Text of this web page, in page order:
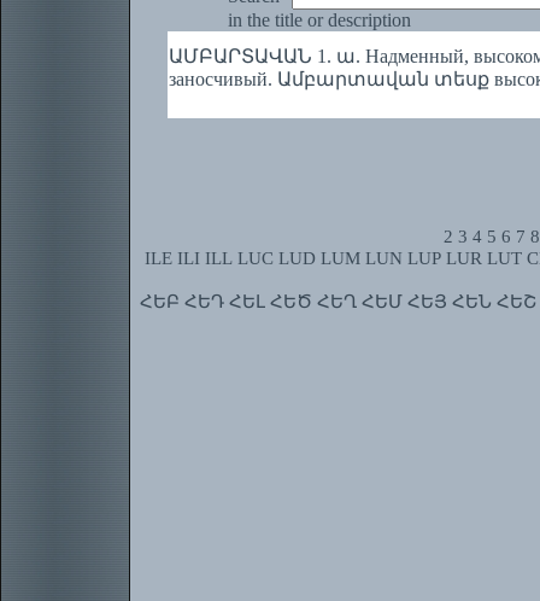
in the title or description
ԱՄԲԱՐՏԱՎԱՆ 1. ա. Надменный,
заносчивый. Ամբարտավան տեսք
2 3 4 5 6 7 8
ILE ILI ILL LUC LUD LUM LUN LUP LUR LUT
ՀԵԲ ՀԵԴ ՀԵԼ ՀԵԾ ՀԵՂ ՀԵՄ ՀԵՅ ՀԵՆ ՀԵՇ